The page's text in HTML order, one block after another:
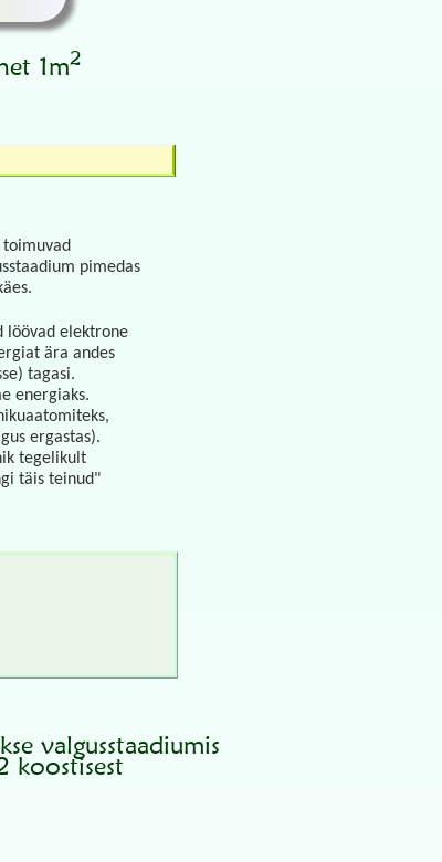
1m2
toimuvad
pimedas
löövad elektrone
ära andes
tagasi.
energiaks.
ergastas).
tegelikult
täis teinud"
valgusstaadiumis
koostisest